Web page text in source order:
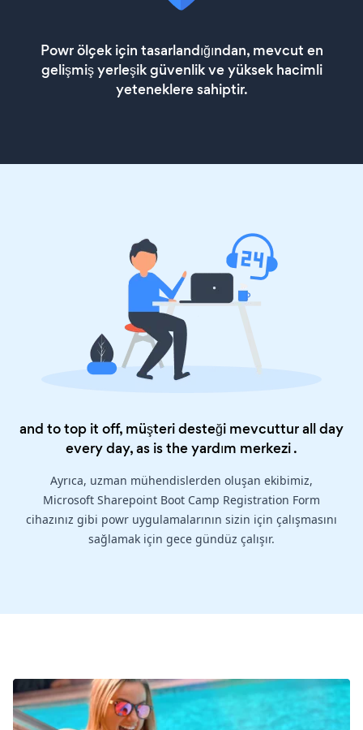
Powr ölçek için tasarlandığından, mevcut en
gelişmiş yerleşik güvenlik ve yüksek hacimli
yeteneklere sahiptir.
and to top it off, müşteri desteği mevcuttur all day
every day, as is theyardım merkezi.
Ayrıca, uzman mühendislerden oluşan ekibimiz,
Microsoft Sharepoint Boot Camp Registration Form
cihazınız gibi powr uygulamalarının sizin için çalışmasını
sağlamak için gece gündüz çalışır.